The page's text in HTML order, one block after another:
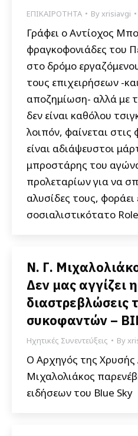
ΕΠΙΚΑΙΡΟΤΗΤΑ Byxrisiavgi
Γράφει ο Αντίοχος
φραγκοφονιάδες του
στο δρόμο
τους επιχειρήσεων -
αποζημίωση- αλλά με
δεν είναι καθόλου
λοιπόν, φαίνεται
είναι αδιάψευστοι
μπροστάρης του
προλεταρίων για να
αλυσίδες τους,
σοσιαλιστικότατο
Ν. Γ.
Δεν μας αγγίζει
διαστρεβλώσεις
συκοφαντών –
Ηχητικές Συνεντεύξεις By
Ο Αρχηγός της Χρυσής
Μιχαλολιάκος
ειδήσεων του Blue Sky